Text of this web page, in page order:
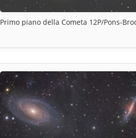
Primo piano della Cometa 12P/Pons-